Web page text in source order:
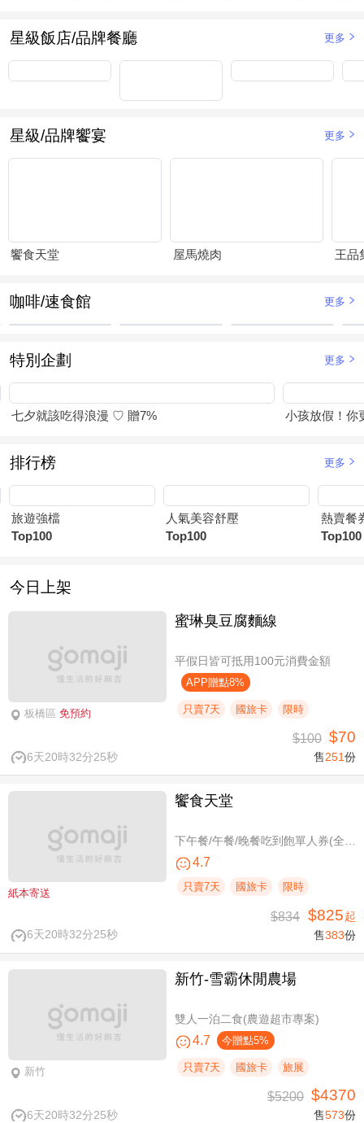
星級飯店/品牌餐廳 更多
星級/品牌饗宴 更多
饗食天堂 屋馬燒肉 王品
咖啡/速食館 更多
特別企劃 更多
七夕就該吃得浪漫 ♡ 贈7% 小孩放假！你
排行榜 更多
旅遊強檔
Top100
人氣美容舒壓
Top100
熱賣餐
Top100
今日上架
板橋區 免預約
蜜琳臭豆腐麵線
平假日皆可抵用100元消費金額
APP贈點8%
只賣7天 國旅卡 限時
6天20時32分24秒
$100 $70
售251份
紙本寄送
饗食天堂
下午餐/午餐/晚餐吃到飽單人券(全台分店可用)
4.7
只賣7天 國旅卡 限時
6天20時32分24秒
$834 $825起
售383份
新竹
新竹-雪霸休閒農場
雙人一泊二食(農遊超市專案)
4.7 今贈點5%
只賣7天 國旅卡 旅展
6天20時32分24秒
$5200 $4370
售573份